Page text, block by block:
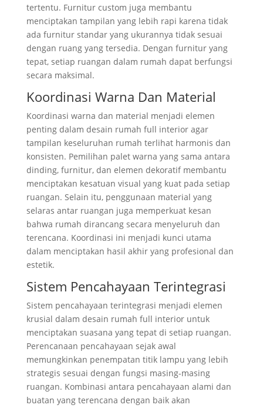
tertentu. Furnitur custom juga membantu
menciptakan tampilan yang lebih rapi karena tidak
ada furnitur standar yang ukurannya tidak sesuai
dengan ruang yang tersedia. Dengan furnitur yang
tepat, setiap ruangan dalam rumah dapat berfungsi
secara maksimal.
Koordinasi Warna Dan Material
Koordinasi warna dan material menjadi elemen
penting dalam desain rumah full interior agar
tampilan keseluruhan rumah terlihat harmonis dan
konsisten. Pemilihan palet warna yang sama antara
dinding, furnitur, dan elemen dekoratif membantu
menciptakan kesatuan visual yang kuat pada setiap
ruangan. Selain itu, penggunaan material yang
selaras antar ruangan juga memperkuat kesan
bahwa rumah dirancang secara menyeluruh dan
terencana. Koordinasi ini menjadi kunci utama
dalam menciptakan hasil akhir yang profesional dan
estetik.
Sistem Pencahayaan Terintegrasi
Sistem pencahayaan terintegrasi menjadi elemen
krusial dalam desain rumah full interior untuk
menciptakan suasana yang tepat di setiap ruangan.
Perencanaan pencahayaan sejak awal
memungkinkan penempatan titik lampu yang lebih
strategis sesuai dengan fungsi masing-masing
ruangan. Kombinasi antara pencahayaan alami dan
buatan yang terencana dengan baik akan